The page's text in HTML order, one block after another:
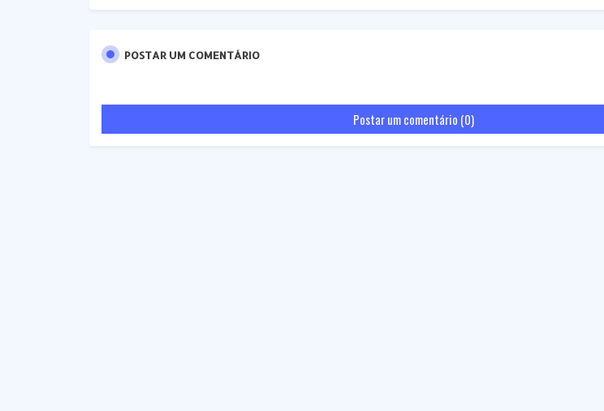
POSTAR UM COMENTÁRIO
Postar um comentário (0)